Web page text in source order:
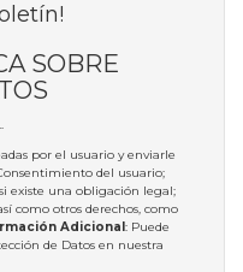
SOBRE
por el usuario y enviarle
del usuario;
existe una obligación legal;
como otros derechos, como
Adicional: Puede
de Datos en nuestra